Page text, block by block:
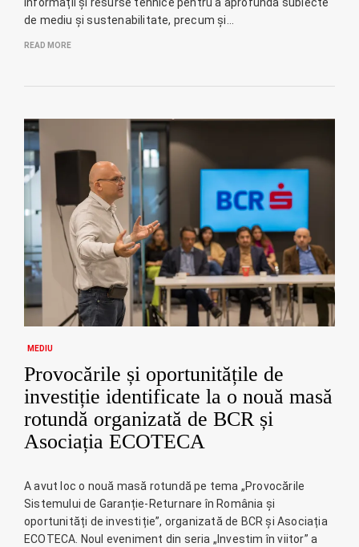
informații și resurse tehnice pentru a aprofunda subiecte
de mediu și sustenabilitate, precum și…
READ MORE
MEDIU
Provocările și oportunitățile de
investiție identificate la o nouă masă
rotundă organizată de BCR și
Asociația ECOTECA
A avut loc o nouă masă rotundă pe tema „Provocările
Sistemului de Garanție-Returnare în România și
oportunități de investiție”, organizată de BCR și Asociația
ECOTECA. Noul eveniment din seria „Investim în viitor” a